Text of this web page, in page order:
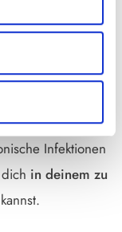
– und was du
zu halten.
auf
Infektionen
in deinem zu
kannst.